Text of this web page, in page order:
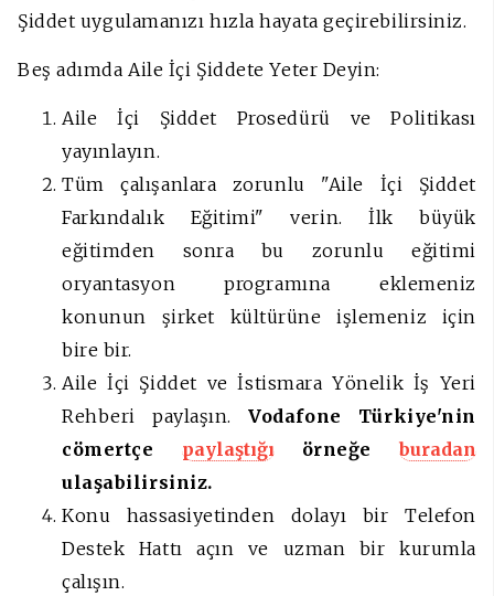
Şiddet uygulamanızı hızla hayata geçirebilirsiniz.
Beş adımda Aile İçi Şiddete Yeter Deyin:
Aile İçi Şiddet Prosedürü ve Politikası
yayınlayın.
Tüm çalışanlara zorunlu "Aile İçi Şiddet
Farkındalık Eğitimi" verin. İlk büyük
eğitimden sonra bu zorunlu eğitimi
oryantasyon programına eklemeniz
konunun şirket kültürüne işlemeniz için
bire bir.
Aile İçi Şiddet ve İstismara Yönelik İş Yeri
Rehberi paylaşın.Vodafone Türkiye'nin
cömertçe paylaştığıörneğeburadan
ulaşabilirsiniz.
Konu hassasiyetinden dolayı bir Telefon
Destek Hattı açın ve uzman bir kurumla
çalışın.